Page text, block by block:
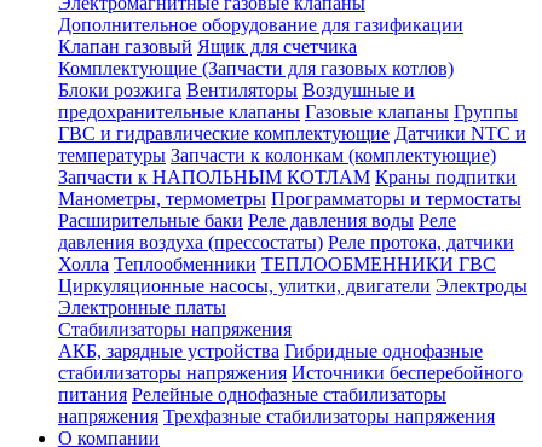
Дополнительное оборудование для газификации
Клапан газовый Ящик для счетчика
Комплектующие (Запчасти для газовых котлов)
Блоки розжига Вентиляторы Воздушные и
предохранительные клапаны Газовые клапаны Группы
ГВС и гидравлические комплектующие Датчики NTC и
температуры Запчасти к колонкам (комплектующие)
Запчасти к НАПОЛЬНЫМ КОТЛАМ Краны подпитки
Манометры, термометры Программаторы и термостаты
Расширительные баки Реле давления воды Реле
давления воздуха (прессостаты) Реле протока, датчики
Холла Теплообменники ТЕПЛООБМЕННИКИ ГВС
Циркуляционные насосы, улитки, двигатели Электроды
Электронные платы
Стабилизаторы напряжения
АКБ, зарядные устройства Гибридные однофазные
стабилизаторы напряжения Источники бесперебойного
питания Релейные однофазные стабилизаторы
напряжения Трехфазные стабилизаторы напряжения
О компании